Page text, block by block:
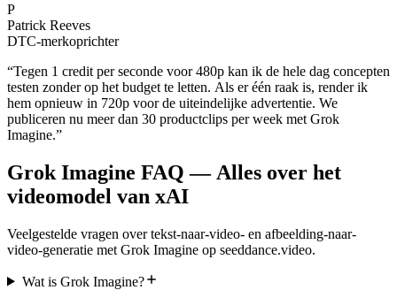
P
Patrick Reeves
DTC-merkoprichter
“Tegen 1 credit per seconde voor 480p kan ik de hele dag concepten
testen zonder op het budget te letten. Als er één raak is, render ik
hem opnieuw in 720p voor de uiteindelijke advertentie. We
publiceren nu meer dan 30 productclips per week met Grok
Imagine.”
Grok Imagine FAQ — Alles over het
videomodel van xAI
Veelgestelde vragen over tekst-naar-video- en afbeelding-naar-
video-generatie met Grok Imagine op seeddance.video.
Wat is Grok Imagine?